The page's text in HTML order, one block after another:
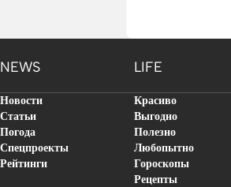
NEWS LIFE
Новости
Статьи
Погода
Спецпроекты
Рейтинги
Красиво
Выгодно
Полезно
Любопытно
Гороскопы
Рецепты